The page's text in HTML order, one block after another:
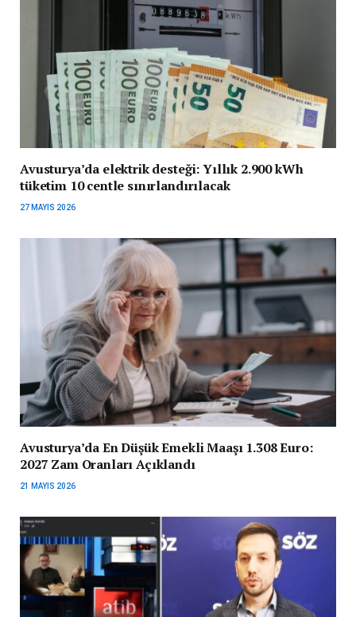
Avusturya’da elektrik desteği: Yıllık 2.900 kWh
tüketim 10 centle sınırlandırılacak
27 MAYIS 2026
Avusturya’da En Düşük Emekli Maaşı 1.308 Euro:
2027 Zam Oranları Açıklandı
21 MAYIS 2026